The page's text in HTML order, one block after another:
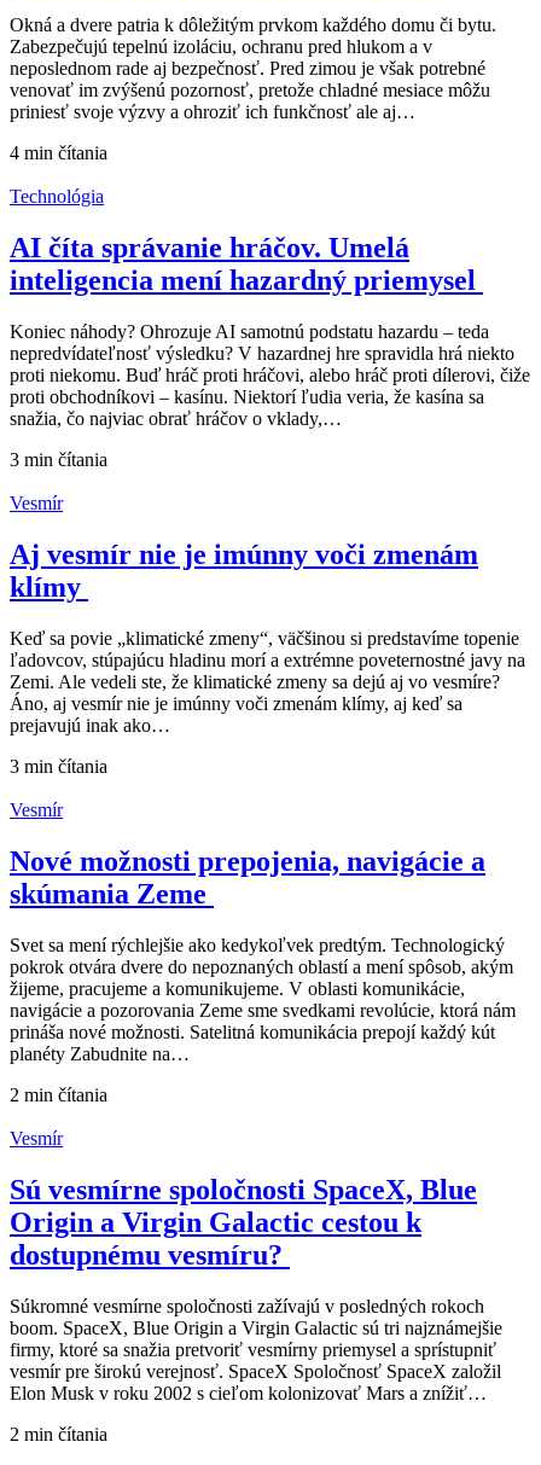
Okná a dvere patria k dôležitým prvkom každého domu či bytu.
Zabezpečujú tepelnú izoláciu, ochranu pred hlukom a v
neposlednom rade aj bezpečnosť. Pred zimou je však potrebné
venovať im zvýšenú pozornosť, pretože chladné mesiace môžu
priniesť svoje výzvy a ohroziť ich funkčnosť ale aj…
4 min čítania
Technológia
AI číta správanie hráčov. Umelá
inteligencia mení hazardný priemysel
Koniec náhody? Ohrozuje AI samotnú podstatu hazardu – teda
nepredvídateľnosť výsledku? V hazardnej hre spravidla hrá niekto
proti niekomu. Buď hráč proti hráčovi, alebo hráč proti dílerovi, čiže
proti obchodníkovi – kasínu. Niektorí ľudia veria, že kasína sa
snažia, čo najviac obrať hráčov o vklady,…
3 min čítania
Vesmír
Aj vesmír nie je imúnny voči zmenám
klímy
Keď sa povie „klimatické zmeny“, väčšinou si predstavíme topenie
ľadovcov, stúpajúcu hladinu morí a extrémne poveternostné javy na
Zemi. Ale vedeli ste, že klimatické zmeny sa dejú aj vo vesmíre?
Áno, aj vesmír nie je imúnny voči zmenám klímy, aj keď sa
prejavujú inak ako…
3 min čítania
Vesmír
Nové možnosti prepojenia, navigácie a
skúmania Zeme
Svet sa mení rýchlejšie ako kedykoľvek predtým. Technologický
pokrok otvára dvere do nepoznaných oblastí a mení spôsob, akým
žijeme, pracujeme a komunikujeme. V oblasti komunikácie,
navigácie a pozorovania Zeme sme svedkami revolúcie, ktorá nám
prináša nové možnosti. Satelitná komunikácia prepojí každý kút
planéty Zabudnite na…
2 min čítania
Vesmír
Sú vesmírne spoločnosti SpaceX, Blue
Origin a Virgin Galactic cestou k
dostupnému vesmíru?
Súkromné vesmírne spoločnosti zažívajú v posledných rokoch
boom. SpaceX, Blue Origin a Virgin Galactic sú tri najznámejšie
firmy, ktoré sa snažia pretvoriť vesmírny priemysel a sprístupniť
vesmír pre širokú verejnosť. SpaceX Spoločnosť SpaceX založil
Elon Musk v roku 2002 s cieľom kolonizovať Mars a znížiť…
2 min čítania